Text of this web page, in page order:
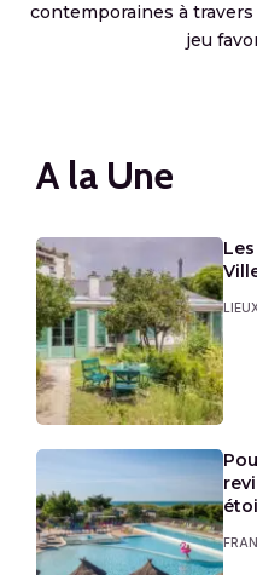
contemporaines à
jeu
A la Une